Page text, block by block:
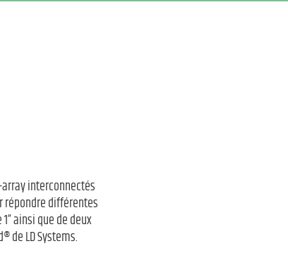
interconnectés
répondre différentes
ainsi que de deux
de LD Systems.